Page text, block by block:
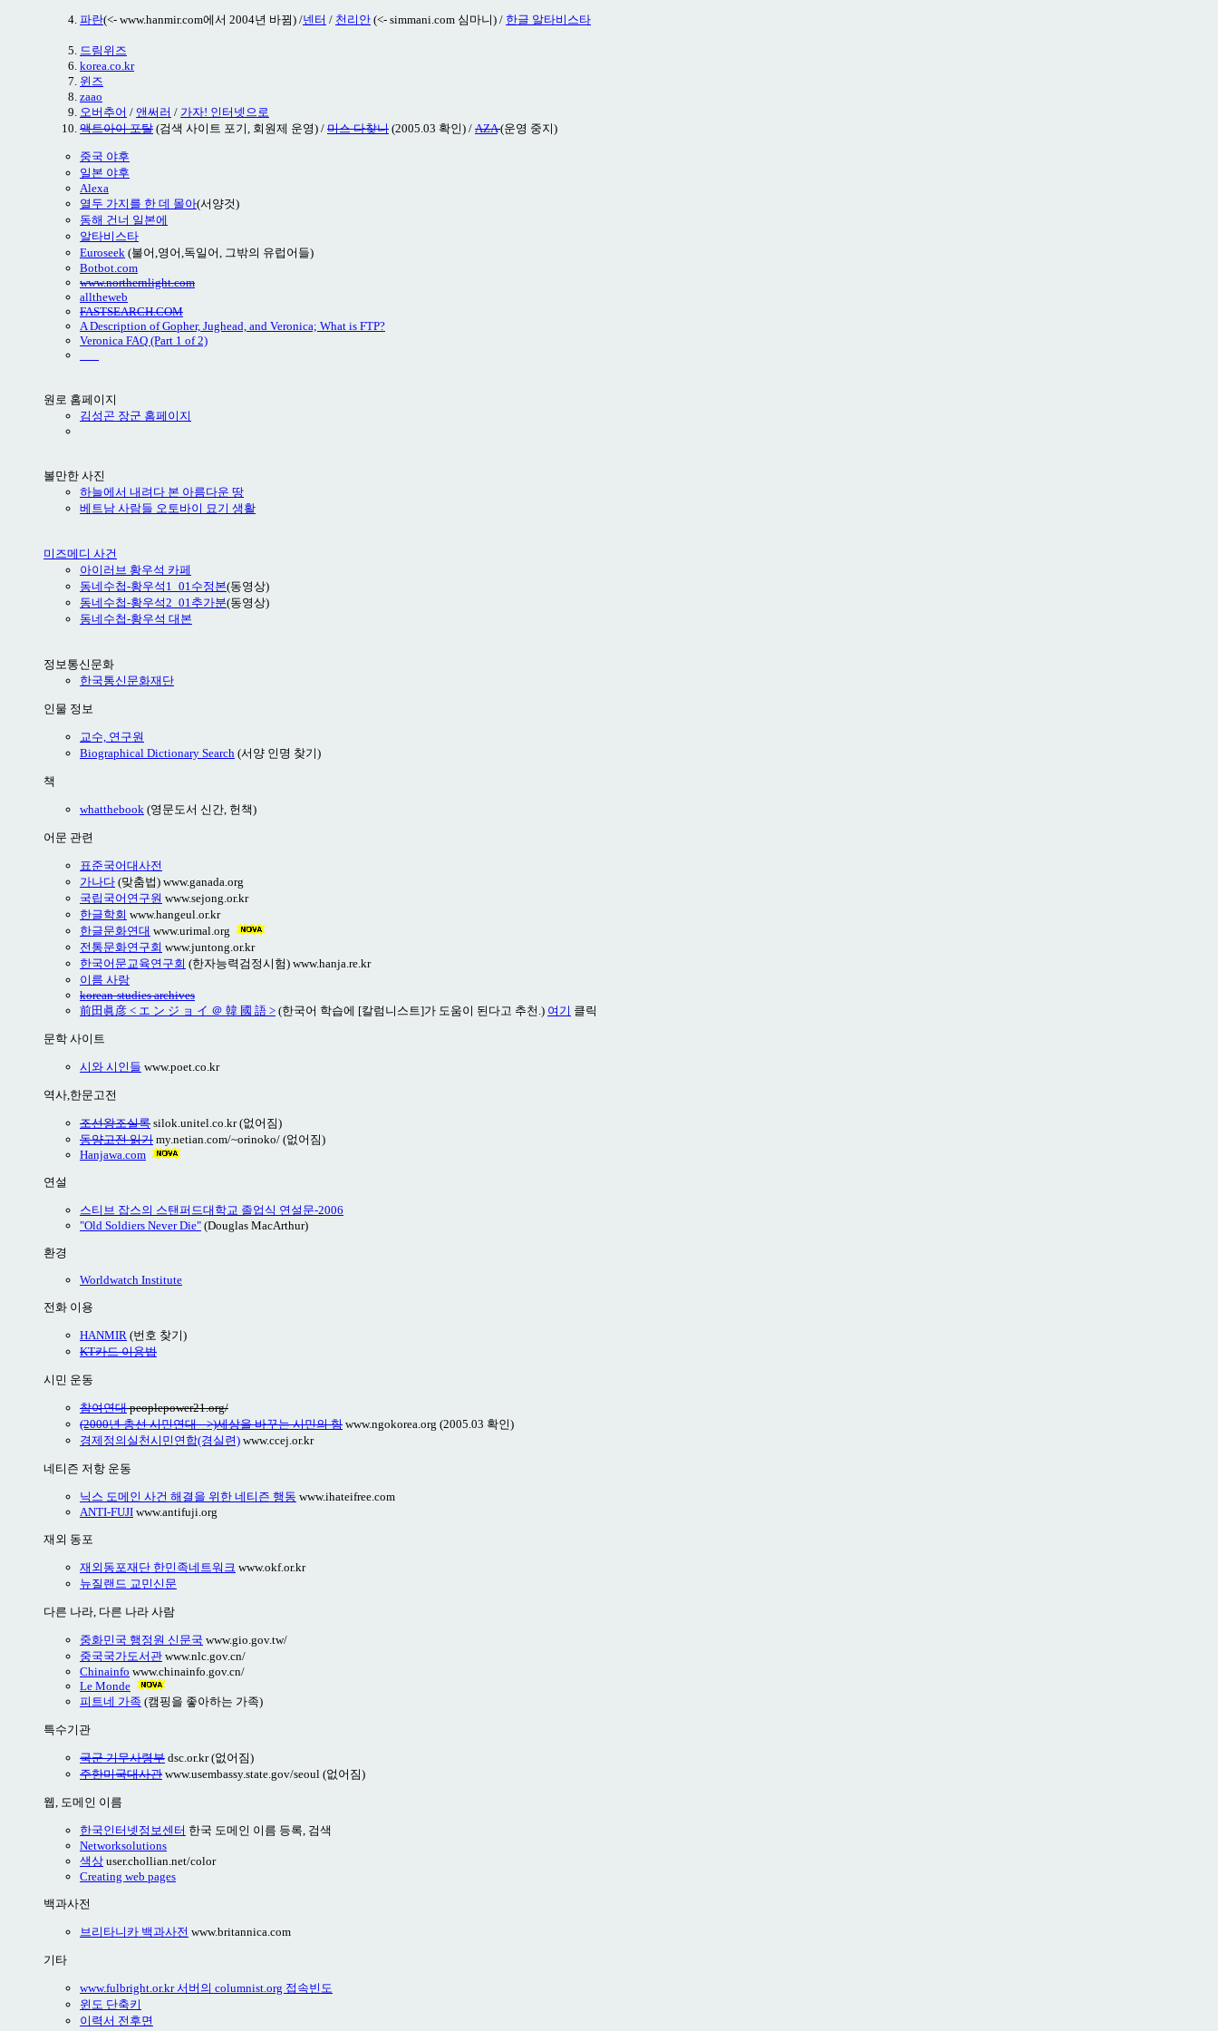
파란(<- www.hanmir.com에서 2004년 바뀜) /넨터 / 천리안 (<- simmani.com 심마니) / 한글 알타비스타
드림위즈
korea.co.kr
윈즈
zaao
오버추어 / 앤써러 / 가자! 인터넷으로
액트아이 포탈 (검색 사이트 포기, 회원제 운영) / 미스 다찾니 (2005.03 확인) / AZA (운영 중지)
중국 야후
일본 야후
Alexa
열두 가지를 한 데 몰아(서양것)
동해 건너 일본에
알타비스타
Euroseek (불어,영어,독일어, 그밖의 유럽어들)
Botbot.com
www.northernlight.com
alltheweb
FASTSEARCH.COM
A Description of Gopher, Jughead, and Veronica; What is FTP?
Veronica FAQ (Part 1 of 2)
원로 홈페이지
김성곤 장군 홈페이지
볼만한 사진
하늘에서 내려다 본 아름다운 땅
베트남 사람들 오토바이 묘기 생활
미즈메디 사건
아이러브 황우석 카페
동네수첩-황우석1_01수정본(동영상)
동네수첩-황우석2_01추가분(동영상)
동네수첩-황우석 대본
정보통신문화
한국통신문화재단
인물 정보
교수, 연구원
Biographical Dictionary Search (서양 인명 찾기)
책
whatthebook (영문도서 신간, 헌책)
어문 관련
표준국어대사전
가나다 (맞춤법) www.ganada.org
국립국어연구원 www.sejong.or.kr
한글학회 www.hangeul.or.kr
한글문화연대 www.urimal.org
전통문화연구회 www.juntong.or.kr
한국어문교육연구회 (한자능력검정시험) www.hanja.re.kr
이름 사랑
korean-studies archives
前田眞彦 < エ ン ジ ョ イ ＠ 韓 國 語 > (한국어 학습에 [칼럼니스트]가 도움이 된다고 추천.) 여기 클릭
문학 사이트
시와 시인들 www.poet.co.kr
역사,한문고전
조선왕조실록 silok.unitel.co.kr (없어짐)
동양고전 읽기 my.netian.com/~orinoko/ (없어짐)
Hanjawa.com
연설
스티브 잡스의 스탠퍼드대학교 졸업식 연설문-2006
"Old Soldiers Never Die" (Douglas MacArthur)
환경
Worldwatch Institute
전화 이용
HANMIR (번호 찾기)
KT카드 이용법
시민 운동
참여연대peoplepower21.org/
(2000년 총선 시민연대 -->)세상을 바꾸는 시민의 힘 www.ngokorea.org (2005.03 확인)
경제정의실천시민연합(경실련) www.ccej.or.kr
네티즌 저항 운동
닉스 도메인 사건 해결을 위한 네티즌 행동 www.ihateifree.com
ANTI-FUJI www.antifuji.org
재외 동포
재외동포재단 한민족네트워크 www.okf.or.kr
뉴질랜드 교민신문
다른 나라, 다른 나라 사람
중화민국 행정원 신문국 www.gio.gov.tw/
중국국가도서관 www.nlc.gov.cn/
Chinainfo www.chinainfo.gov.cn/
Le Monde
피트네 가족 (캠핑을 좋아하는 가족)
특수기관
국군 기무사령부 dsc.or.kr (없어짐)
주한미국대사관 www.usembassy.state.gov/seoul (없어짐)
웹, 도메인 이름
한국인터넷정보센터 한국 도메인 이름 등록, 검색
Networksolutions
색상 user.chollian.net/color
Creating web pages
백과사전
브리타니카 백과사전 www.britannica.com
기타
www.fulbright.or.kr 서버의 columnist.org 접속빈도
윈도 단축키
이력서 전후면